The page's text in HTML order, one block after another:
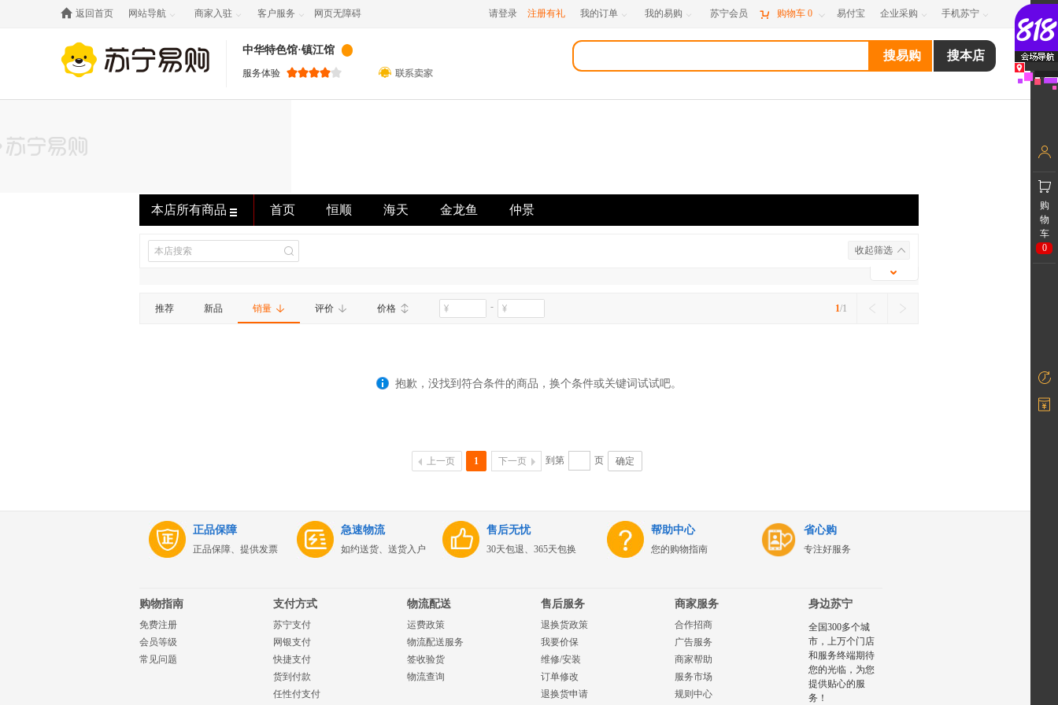
 返回首页 网站导航  商家入驻  客户服务  网页无障碍 请登录 注册有礼 我的订单  我的易购  苏宁会员  购物车 0  易付宝 企业采购  手机苏宁 
中华特色馆·镇江馆
服务体验
本店所有商品 首页 恒顺 海天 金龙鱼 仲景
收起筛选
推荐 新品 销量 评价 价格 - 1/1
抱歉，没找到符合条件的商品，换个条件或关键词试试吧。
上一页 1 下一页 到第 页 确定
正品保障
正品保障、提供发票
急速物流
如约送货、送货入户
售后无忧
30天包退、365天包换
帮助中心
您的购物指南
省心购
专注好服务
购物指南
免费注册
会员等级
常见问题
支付方式
苏宁支付
网银支付
快捷支付
货到付款
任性付支付
物流配送
运费政策
物流配送服务
签收验货
物流查询
售后服务
退换货政策
我要价保
维修/安装
订单修改
退换货申请
商家服务
合作招商
广告服务
商家帮助
服务市场
规则中心
身边苏宁
全国300多个城
市，上万个门店
和服务终端期待
您的光临，为您
提供贴心的服
务！
购
物
车
0